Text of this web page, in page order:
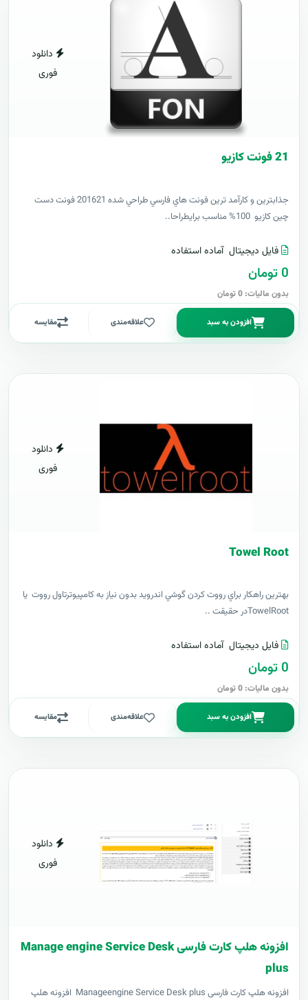
دانلود
فوری
21 فونت کازيو
جذابترين و کارآمد ترين فونت هاي فارسي طراحي شده 201621 فونت دست
چين کازيو 100% مناسب برايطراحا..
فایل دیجیتال آماده استفاده
0 تومان
بدون مالیات: 0 تومان
افزودن به سبد علاقه‌مندی مقایسه
دانلود
فوری
Towel Root
بهترين راهکار براي رووت کردن گوشي اندرويد بدون نياز به کامپيوترتاول رووت يا
TowelRootدر حقيقت ..
فایل دیجیتال آماده استفاده
0 تومان
بدون مالیات: 0 تومان
افزودن به سبد علاقه‌مندی مقایسه
دانلود
فوری
افزونه هلپ کارت فارسی Manage engine Service Desk
plus
افزونه هلپ کارت فارسی Manageengine Service Desk plus افزونه هلپ